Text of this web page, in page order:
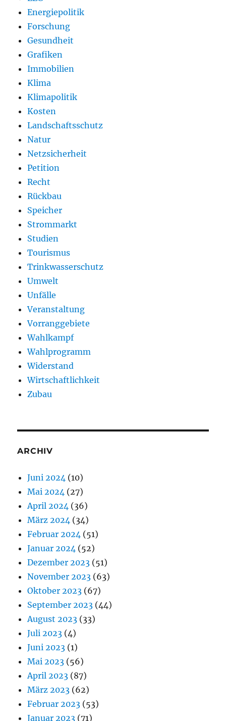
Energiepolitik
Forschung
Gesundheit
Grafiken
Immobilien
Klima
Klimapolitik
Kosten
Landschaftsschutz
Natur
Netzsicherheit
Petition
Recht
Rückbau
Speicher
Strommarkt
Studien
Tourismus
Trinkwasserschutz
Umwelt
Unfälle
Veranstaltung
Vorranggebiete
Wahlkampf
Wahlprogramm
Widerstand
Wirtschaftlichkeit
Zubau
ARCHIV
Juni 2024 (10)
Mai 2024 (27)
April 2024 (36)
März 2024 (34)
Februar 2024 (51)
Januar 2024 (52)
Dezember 2023 (51)
November 2023 (63)
Oktober 2023 (67)
September 2023 (44)
August 2023 (33)
Juli 2023 (4)
Juni 2023 (1)
Mai 2023 (56)
April 2023 (87)
März 2023 (62)
Februar 2023 (53)
Januar 2023 (71)